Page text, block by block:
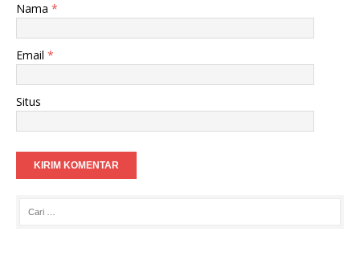
Nama *
Email *
Situs